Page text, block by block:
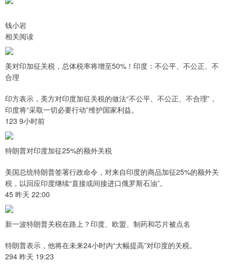
钱小岩
相关阅读
美对印加征关税，总体税率将增至50%！印度：不公平、不公正、不
合理
印方表示，美方对印度加征关税的做法“不公平、不公正、不合理”，
印度将“采取一切必要行动”维护国家利益。
123 9小时前
特朗普对印度加征25%的额外关税
美国总统特朗普签署行政命令，对来自印度的商品加征25%的额外关
税，以回应印度继续“直接或间接进口俄罗斯石油”。
45 昨天 22:00
新一波特朗普关税在路上？印度、欧盟、制药和芯片被点名
特朗普表示，他将在未来24小时内“大幅提高”对印度的关税。
294 昨天 19:23